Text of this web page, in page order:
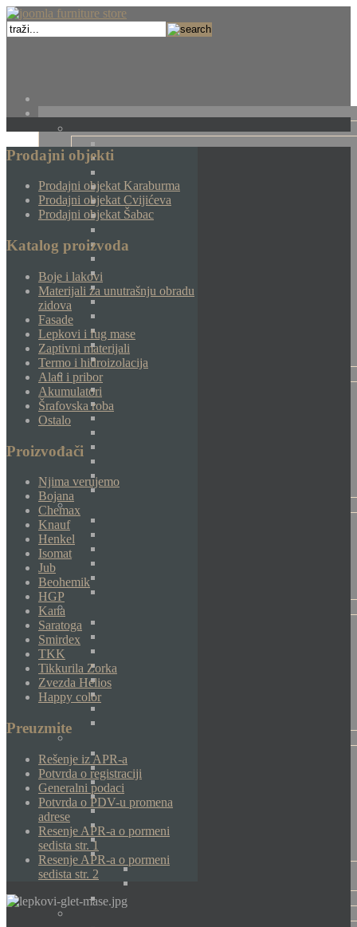
Prodajni objekti
Prodajni objekat Karaburma
Prodajni objekat Cvijićeva
Prodajni objekat Šabac
Katalog proizvoda
Boje i lakovi
Materijali za unutrašnju obradu
zidova
Fasade
Lepkovi i fug mase
Zaptivni materijali
Termo i hidroizolacija
Alati i pribor
Akumulatori
Šrafovska roba
Ostalo
Proizvođači
Njima verujemo
Bojana
Chemax
Knauf
Henkel
Isomat
Jub
Beohemik
HGP
Kana
Saratoga
Smirdex
TKK
Tikkurila Zorka
Zvezda Helios
Happy color
Preuzmite
Rešenje iz APR-a
Potvrda o registraciji
Generalni podaci
Potvrda o PDV-u promena
adrese
Resenje APR-a o pormeni
sedista str. 1
Resenje APR-a o pormeni
sedista str. 2